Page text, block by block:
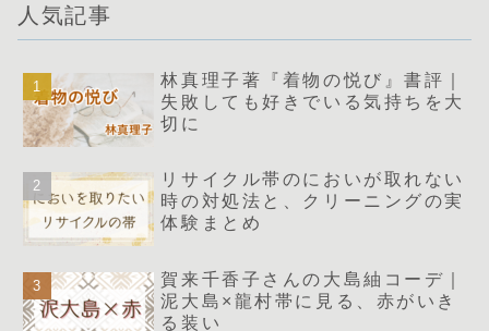
人気記事
林真理子著『着物の悦び』書評｜
失敗しても好きでいる気持ちを大
切に
リサイクル帯のにおいが取れない
時の対処法と、クリーニングの実
体験まとめ
賀来千香子さんの大島紬コーデ｜
泥大島×龍村帯に見る、赤がいき
る装い